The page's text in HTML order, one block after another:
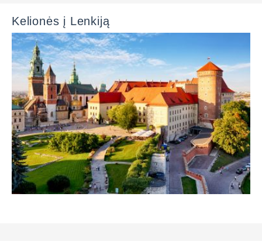
Kelionės į Lenkiją